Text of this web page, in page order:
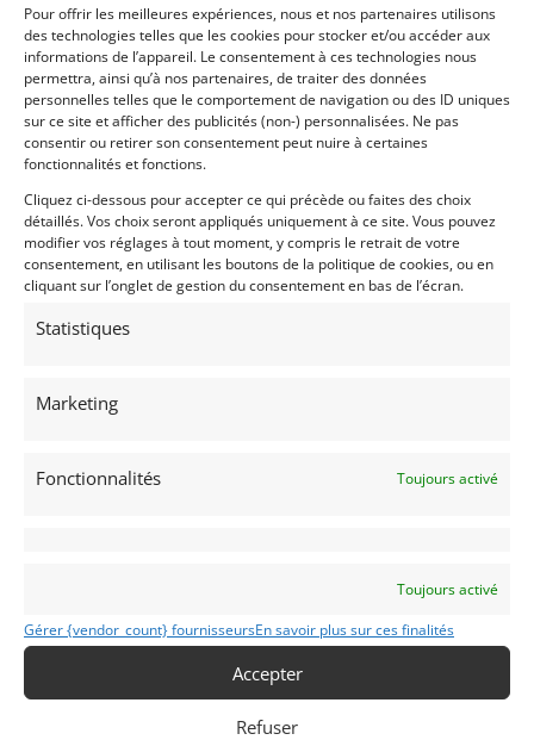
Pour offrir les meilleures expériences, nous et nos partenaires utilisons
des technologies telles que les cookies pour stocker et/ou accéder aux
informations de l’appareil. Le consentement à ces technologies nous
permettra, ainsi qu’à nos partenaires, de traiter des données
personnelles telles que le comportement de navigation ou des ID uniques
sur ce site et afficher des publicités (non-) personnalisées. Ne pas
consentir ou retirer son consentement peut nuire à certaines
fonctionnalités et fonctions.
Cliquez ci-dessous pour accepter ce qui précède ou faites des choix
détaillés. Vos choix seront appliqués uniquement à ce site. Vous pouvez
modifier vos réglages à tout moment, y compris le retrait de votre
consentement, en utilisant les boutons de la politique de cookies, ou en
cliquant sur l’onglet de gestion du consentement en bas de l’écran.
Statistiques
Marketing
Fonctionnalités Toujours activé
Toujours activé
Gérer {vendor_count} fournisseursEn savoir plus sur ces finalités
Accepter
Refuser
6
BMW 530I US GR1[VENDU]
15 mai 2017
1 206 vues
A vendre BMW 530i US Groupe 1 de 1977. ex Hans Maasland
/ Rob Slotemaker / Jan Lammers
Vendu par : springbok
10
FORD SIERRA COSWORTH GROUPE N (1986)